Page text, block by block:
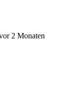
2 Monaten